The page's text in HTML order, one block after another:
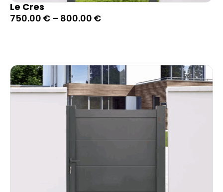
Le Cres
750.00 € – 800.00 €